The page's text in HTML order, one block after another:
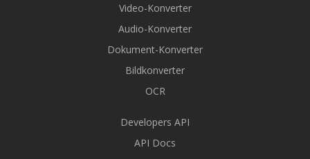
Video-Konverter
Audio-Konverter
Dokument-Konverter
Bildkonverter
OCR
Developers API
API Docs